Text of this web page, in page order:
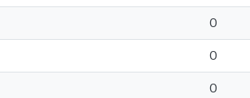
0
0
0